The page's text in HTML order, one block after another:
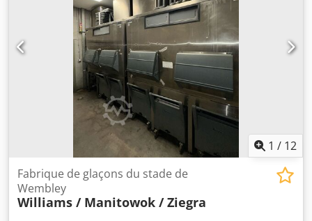
1 / 12
Fabrique de glaçons du stade de
Wembley
Williams / Manitowok / Ziegra